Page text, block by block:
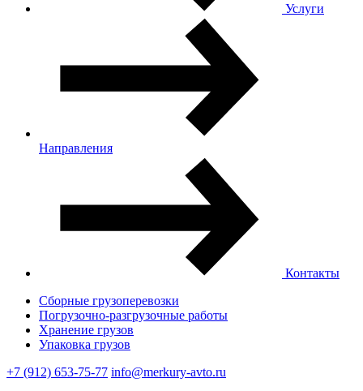
Услуги
Направления
Контакты
Сборные грузоперевозки
Погрузочно-разгрузочные работы
Хранение грузов
Упаковка грузов
+7 (912) 653-75-77 info@merkury-avto.ru